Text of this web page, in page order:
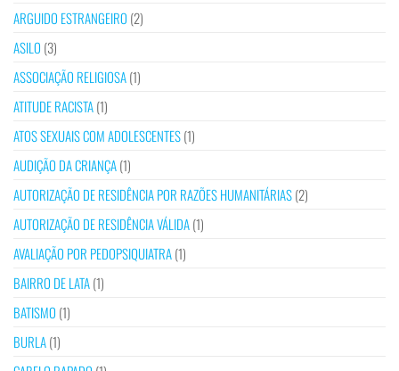
ARGUIDO ESTRANGEIRO (2)
ASILO (3)
ASSOCIAÇÃO RELIGIOSA(1)
ATITUDE RACISTA(1)
ATOS SEXUAIS COM ADOLESCENTES(1)
AUDIÇÃO DA CRIANÇA(1)
AUTORIZAÇÃO DE RESIDÊNCIA POR RAZÕES HUMANITÁRIAS(2)
AUTORIZAÇÃO DE RESIDÊNCIA VÁLIDA(1)
AVALIAÇÃO POR PEDOPSIQUIATRA(1)
BAIRRO DE LATA(1)
BATISMO (1)
BURLA(1)